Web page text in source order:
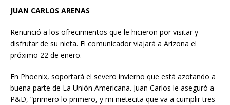
JUAN CARLOS ARENAS
Renunció a los ofrecimientos que le hicieron por visitar y
disfrutar de su nieta. El comunicador viajará a Arizona el
próximo 22 de enero.
En Phoenix, soportará el severo invierno que está azotando a
buena parte de La Unión Americana. Juan Carlos le aseguró a
P&D, “primero lo primero, y mi nietecita que va a cumplir tres